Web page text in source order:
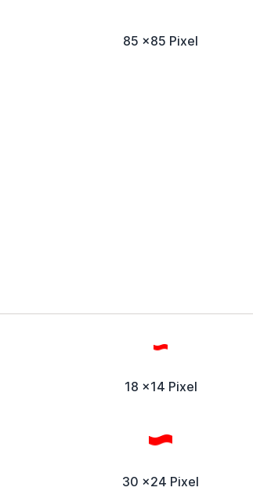
85 x85 Pixel
18 x14 Pixel
30 x24 Pixel